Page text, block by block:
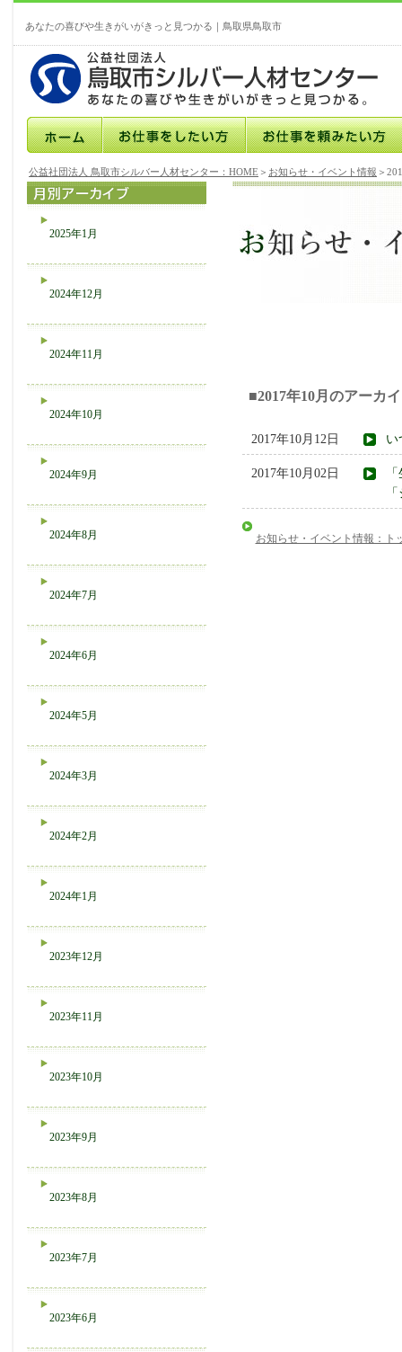
あなたの喜びや生きがいがきっと見つかる｜鳥取県鳥取市
公益社団法人 鳥取市シルバー人材センター：HOME ＞ お知らせ・イベント情報 ＞
■2017年10月のアーカ
2017年10月12日 い
2017年10月02日
お知らせ・イベント情報：ト
2025年1月
2024年12月
2024年11月
2024年10月
2024年9月
2024年8月
2024年7月
2024年6月
2024年5月
2024年3月
2024年2月
2024年1月
2023年12月
2023年11月
2023年10月
2023年9月
2023年8月
2023年7月
2023年6月